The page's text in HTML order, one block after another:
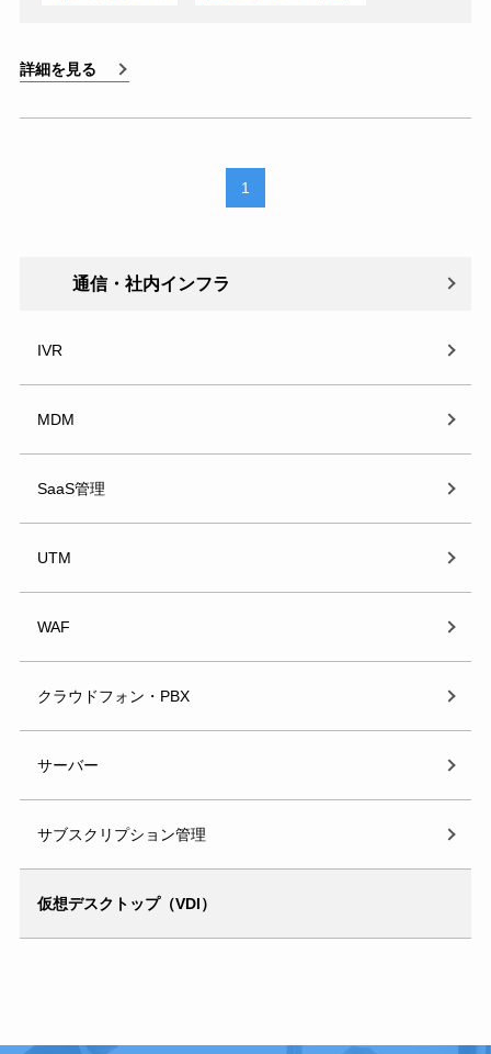
詳細を見る
1
通信・社内インフラ
IVR
MDM
SaaS管理
UTM
WAF
クラウドフォン・PBX
サーバー
サブスクリプション管理
仮想デスクトップ（VDI）